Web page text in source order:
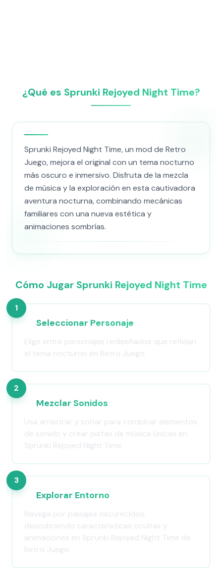
¿Qué es Sprunki Rejoyed Night Time?
Sprunki Rejoyed Night Time, un mod de Retro
Juego, mejora el original con un tema nocturno
más oscuro e inmersivo. Disfruta de la mezcla
de música y la exploración en esta cautivadora
aventura nocturna, combinando mecánicas
familiares con una nueva estética y
animaciones sombrías.
Cómo Jugar Sprunki Rejoyed Night Time
1
Seleccionar Personaje
Elige entre personajes rediseñados que reflejan
el tema nocturno en Retro Juego.
2
Mezclar Sonidos
Usa arrastrar y soltar para combinar elementos
de sonido y crear pistas de música únicas en
Sprunki Rejoyed Night Time.
3
Explorar Entorno
Navega por paisajes oscurecidos,
descubriendo características ocultas y
animaciones en Sprunki Rejoyed Night Time de
Retro Juego.